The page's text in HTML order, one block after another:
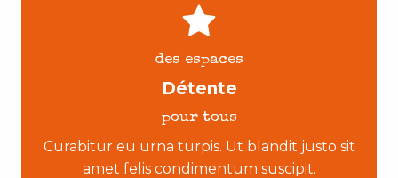
des espaces
Détente
pour tous
Curabitur eu urna turpis. Ut blandit justo sit
amet felis condimentum suscipit.